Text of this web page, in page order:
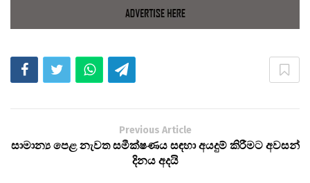
Previous Article
සාමාන්‍ය පෙළ නැවත සමීක්ෂණය සඳහා අයදුම් කිරීමට අවසන්
දිනය අදයි